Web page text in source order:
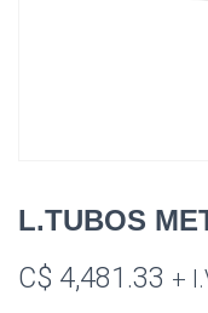
L.TUBOS
C$ 4,481.33 +